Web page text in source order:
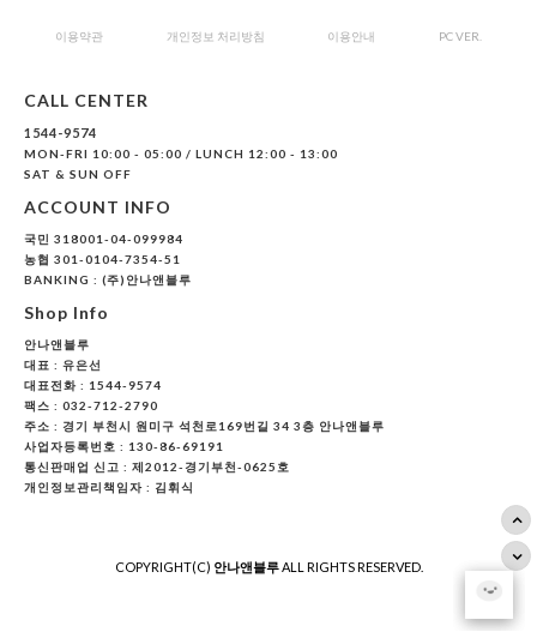
이용약관 개인정보 처리방침 이용안내 PC VER.
CALL CENTER
1544-9574
MON-FRI 10:00 - 05:00 / LUNCH 12:00 - 13:00
SAT & SUN OFF
ACCOUNT INFO
국민 318001-04-099984
농협 301-0104-7354-51
BANKING : (주)안나앤블루
Shop Info
안나앤블루
대표 : 유은선
대표전화 : 1544-9574
팩스 : 032-712-2790
주소 : 경기 부천시 원미구 석천로169번길 34 3층 안나앤블루
사업자등록번호 : 130-86-69191
통신판매업 신고 : 제2012-경기부천-0625호
개인정보관리책임자 : 김휘식
COPYRIGHT(C) 안나앤블루ALL RIGHTS RESERVED.